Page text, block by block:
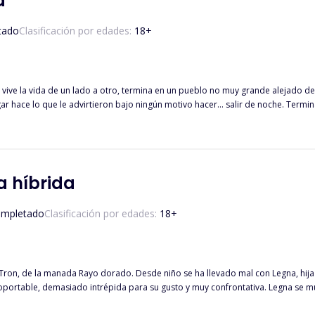
Clasificación por edades: 18+
la vida de un lado a otro, termina en un pueblo no muy grande alejado
hace lo que le advirtieron bajo ningún motivo hacer... salir de noche.
castigada, hasta que el líder de la manada encargada de
híbrida
Clasificación por edades: 18+
de la manada Rayo dorado. Desde niño se ha llevado mal con Legna,
demasiado intrépida para su gusto y muy confrontativa. Legna se
mejorar sus habilidades. Cumplido el tiempo pautado por su abuelo, ella